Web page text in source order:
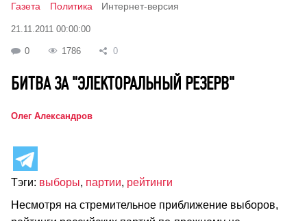
Газета Политика Интернет-версия
21.11.2011 00:00:00
0 1786 0
БИТВА ЗА "ЭЛЕКТОРАЛЬНЫЙ РЕЗЕРВ"
Олег Александров
Тэги: выборы, партии, рейтинги
Несмотря на стремительное приближение выборов,